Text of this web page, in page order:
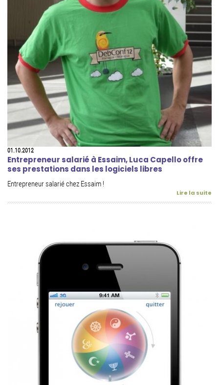
01.10.2012
Entrepreneur salarié à Essaim, Luca Capello offre
ses prestations dans les logiciels libres
Entrepreneur salarié chez Essaim !
Lire la suite